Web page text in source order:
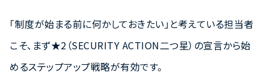
「制度が始まる前に何かしておきたい」と考えている担当者
こそ、まず★2（SECURITY ACTION二つ星）の宣言から始
めるステップアップ戦略が有効です。